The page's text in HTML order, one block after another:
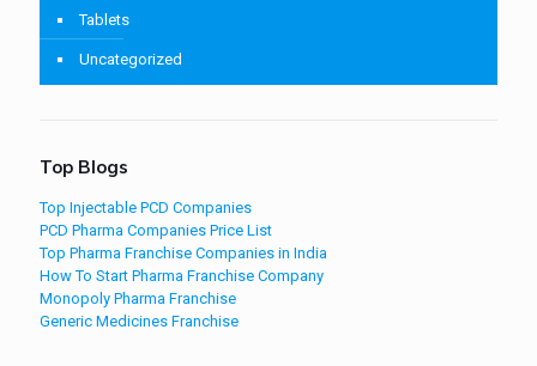
Tablets
Uncategorized
Top Blogs
Top Injectable PCD Companies
PCD Pharma Companies Price List
Top Pharma Franchise Companies in India
How To Start Pharma Franchise Company
Monopoly Pharma Franchise
Generic Medicines Franchise